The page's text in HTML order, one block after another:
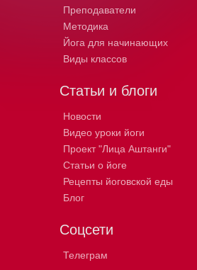
Преподаватели
Методика
Йога для начинающих
Виды классов
Статьи и блоги
Новости
Видео уроки йоги
Проект "Лица Аштанги"
Статьи о йоге
Рецепты йоговской еды
Блог
Соцсети
Телеграм